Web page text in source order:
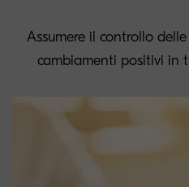
Assumere il controllo
cambiamenti positivi in